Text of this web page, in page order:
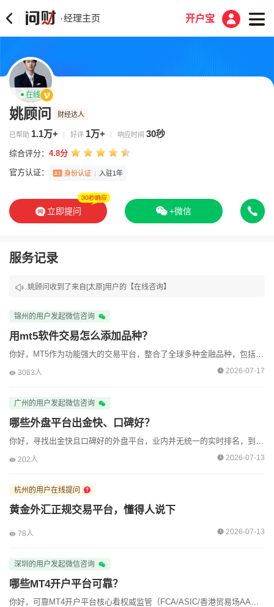
·经理主页 开户宝
在线
姚顾问 财经达人
已帮助 1.1万+ 好评 1万+ 响应时间 30秒
综合评分： 4.8分
官方认证： 身份认证 入驻1年
立即提问 +微信
服务记录
姚顾问收到了来自[太原]用户的【在线咨询】
姚顾问收到了来自[北京]用户的【在线咨询】
姚顾问收到了来自[广州]用户的【微信咨询】
姚顾问收到了来自[杭州]用户的【预约咨询】
姚顾问收到了来自[大连]用户的【在线咨询】
姚顾问收到了来自[深圳]用户的【微信咨询】
姚顾问收到了来自[青岛]用户的【预约咨询】
锦州的用户发起微信咨询
用mt5软件交易怎么添加品种？
你好，MT5作为功能强大的交易平台，整合了全球多种金融品种，包括外汇、贵金属、大宗商品、股票、指数等，但默认显示的品种可能仅为部分常用类型，若投资者想交易其他品种，就需要手动添加到“市...
3063人 2026-07-17
广州的用户发起微信咨询
哪些外盘平台出金快、口碑好？
你好，寻找出金快且口碑好的外盘平台，业内并无统一的实时排名，到账速度受支付方式、平台审核和申请时间共同影响。核心判断标准应围绕监管资质与资金隔离展开，再通过出金方式的选择来提升效率。以下结合市场...
202人 2026-07-13
杭州的用户在线提问
黄金外汇正规交易平台，懂得人说下
78人 2026-07-13
深圳的用户发起微信咨询
哪些MT4开户平台可靠？
你好，可靠MT4开户平台核心看权威监管（FCA/ASIC/香港贸易场AA类）、资金隔离与正版MT4，以下为2026年新手友好的合规平台清单，附核心信息与适配人群。如果不知道怎么判断平台也可以添加...